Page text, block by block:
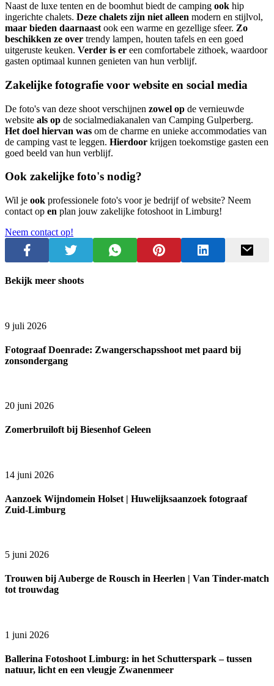
Naast de luxe tenten en de boomhut biedt de camping ook hip
ingerichte chalets. Deze chalets zijn niet alleen modern en stijlvol,
maar bieden daarnaast ook een warme en gezellige sfeer. Zo
beschikken ze over trendy lampen, houten tafels en een goed
uitgeruste keuken. Verder is er een comfortabele zithoek, waardoor
gasten optimaal kunnen genieten van hun verblijf.
Zakelijke fotografie voor website en social media
De foto's van deze shoot verschijnen zowel op de vernieuwde
website als op de socialmediakanalen van Camping Gulperberg.
Het doel hiervan was om de charme en unieke accommodaties van
de camping vast te leggen. Hierdoor krijgen toekomstige gasten een
goed beeld van hun verblijf.
Ook zakelijke foto's nodig?
Wil je ook professionele foto's voor je bedrijf of website? Neem
contact op en plan jouw zakelijke fotoshoot in Limburg!
Neem contact op!
Bekijk meer shoots
9 juli 2026
Fotograaf Doenrade: Zwangerschapsshoot met paard bij
zonsondergang
20 juni 2026
Zomerbruiloft bij Biesenhof Geleen
14 juni 2026
Aanzoek Wijndomein Holset | Huwelijksaanzoek fotograaf
Zuid-Limburg
5 juni 2026
Trouwen bij Auberge de Rousch in Heerlen | Van Tinder-match
tot trouwdag
1 juni 2026
Ballerina Fotoshoot Limburg: in het Schutterspark – tussen
natuur, licht en een vleugje Zwanenmeer